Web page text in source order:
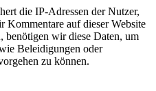
die IP-Adressen der Nutzer,
Kommentare auf dieser Website
benötigen wir diese Daten, um
Beleidigungen oder
zu können.